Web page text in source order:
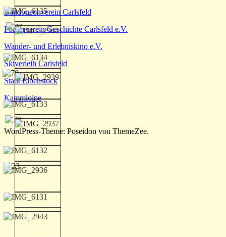
Bandoneonverein Carlsfeld
Förderverein Geschichte Carlsfeld e.V.
Wander- und Erlebniskino e.V.
Skiverleih Carlsfeld
Stadt Eibenstock
Kammloipe
WordPress-Theme: Poseidon von ThemeZee.